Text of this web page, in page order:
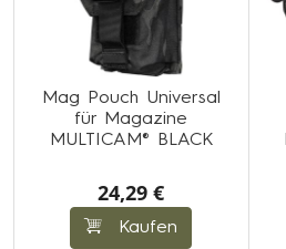
Mag Pouch Universal
für Magazine
MULTICAM® BLACK
24,29 €
Kaufen